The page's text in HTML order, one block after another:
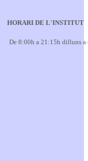
HORARI DE L'INSTITUT
De 8:00h a 21:15h dilluns a